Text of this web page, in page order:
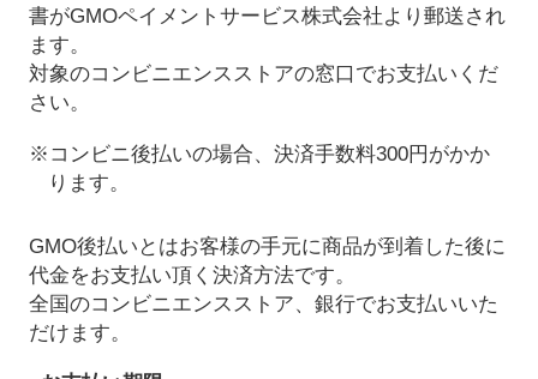
書がGMOペイメントサービス株式会社より郵送され
ます。
対象のコンビニエンスストアの窓口でお支払いくだ
さい。
※コンビニ後払いの場合、決済手数料300円がかか
ります。
GMO後払いとはお客様の手元に商品が到着した後に
代金をお支払い頂く決済方法です。
全国のコンビニエンスストア、銀行でお支払いいた
だけます。